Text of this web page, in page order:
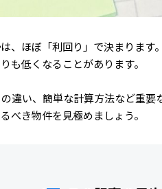
、ほぼ「利回り」で決まりま
も低くなることがあります。
違い、簡単な計算方法など重
べき物件を見極めましょう。